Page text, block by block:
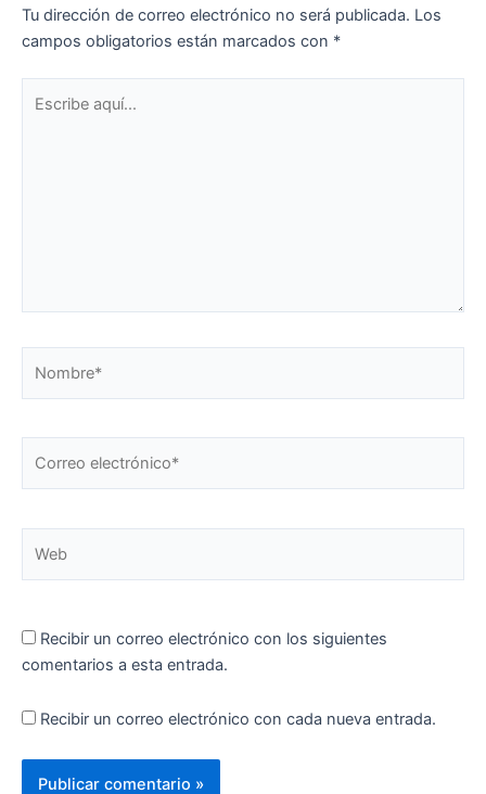
Tu dirección de correo electrónico no será publicada. Los
campos obligatorios están marcados con *
aquí...
Recibir un correo electrónico con los siguientes
comentarios a esta entrada.
Recibir un correo electrónico con cada nueva entrada.